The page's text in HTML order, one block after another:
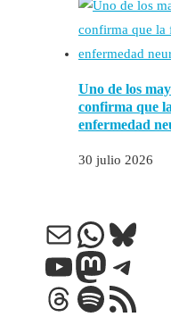
Uno de los
confirma que
enfermedad
30 julio 2026
Correo electrónico
YouTube
Threads
Spotify
Feed RSS